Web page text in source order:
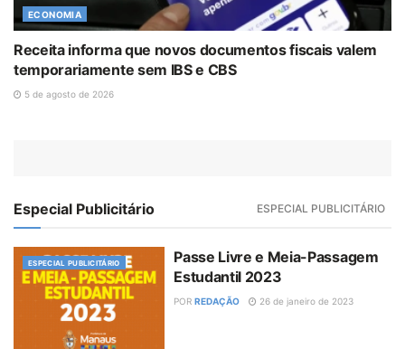
ECONOMIA
Receita informa que novos documentos fiscais valem
temporariamente sem IBS e CBS
5 de agosto de 2026
Especial Publicitário ESPECIAL PUBLICITÁRIO
ESPECIAL PUBLICITÁRIO
Passe Livre e Meia-Passagem
Estudantil 2023
POR REDAÇÃO 26 de janeiro de 2023